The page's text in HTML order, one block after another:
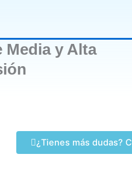
Media y Alta
¿Tienes más dudas?